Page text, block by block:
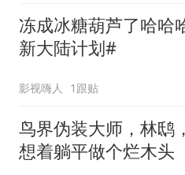
冻成冰糖葫芦了哈哈
新大陆计划#
影视嗨人 1跟贴
鸟界伪装大师，林鸱
想着躺平做个烂木头